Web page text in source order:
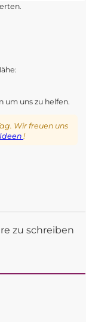
uns zu helfen.
Wir freuen uns
!
zu schreiben